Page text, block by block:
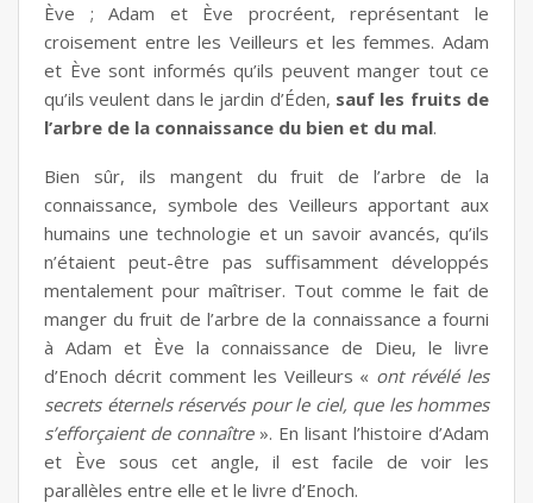
Ève ; Adam et Ève procréent, représentant le
croisement entre les Veilleurs et les femmes. Adam
et Ève sont informés qu’ils peuvent manger tout ce
qu’ils veulent dans le jardin d’Éden, sauf les fruits de
l’arbre de la connaissance du bien et du mal.
Bien sûr, ils mangent du fruit de l’arbre de la
connaissance, symbole des Veilleurs apportant aux
humains une technologie et un savoir avancés, qu’ils
n’étaient peut-être pas suffisamment développés
mentalement pour maîtriser. Tout comme le fait de
manger du fruit de l’arbre de la connaissance a fourni
à Adam et Ève la connaissance de Dieu, le livre
d’Enoch décrit comment les Veilleurs « ont révélé les
secrets éternels réservés pour le ciel, que les hommes
s’efforçaient de connaître». En lisant l’histoire d’Adam
et Ève sous cet angle, il est facile de voir les
parallèles entre elle et le livre d’Enoch.